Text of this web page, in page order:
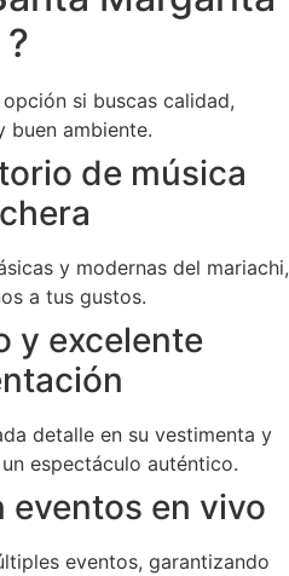
?
si buscas calidad,
buen ambiente.
de música
y modernas del mariachi,
a tus gustos.
y excelente
detalle en su vestimenta y
espectáculo auténtico.
eventos en vivo
eventos, garantizando